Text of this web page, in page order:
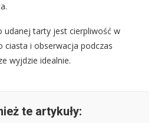
udanej tarty jest cierpliwość w
ciasta i obserwacja podczas
wyjdzie idealnie.
te artykuły: